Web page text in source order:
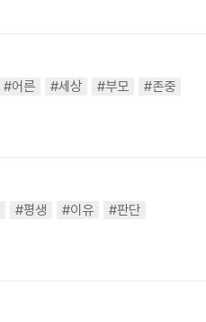
#어른 #세상 #부모
#존중
#평생 #이유
#판단